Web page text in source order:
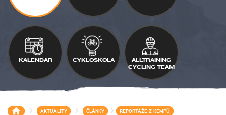
KALENDÁŘ CYKLOŠKOLA
ALLTRAINING
CYCLING TEAM
> AKTUALITY > ČLÁNKY > REPORTÁŽE Z KEMPŮ